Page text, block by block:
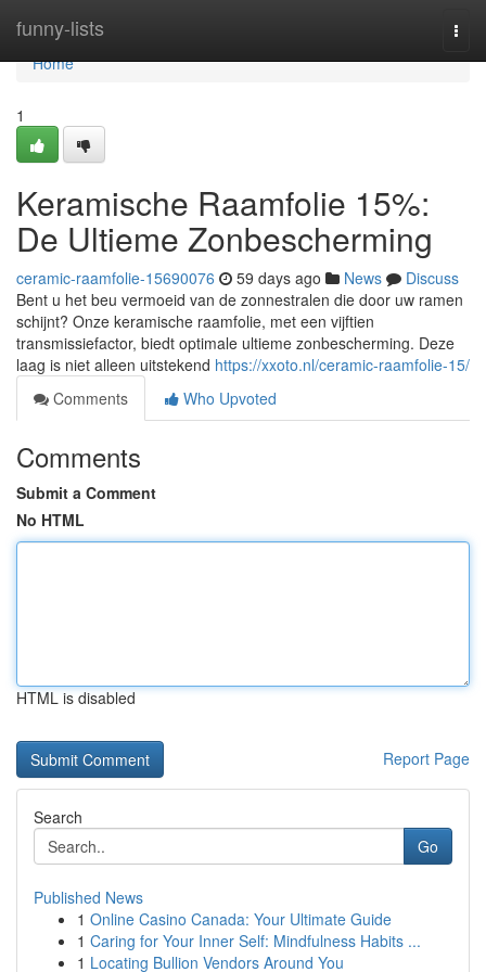
funny-lists
Home
Home
1
Keramische Raamfolie 15%:
De Ultieme Zonbescherming
ceramic-raamfolie-15690076 59 days ago News
Discuss
Bent u het beu vermoeid van de zonnestralen die door uw ramen
schijnt? Onze keramische raamfolie, met een vijftien
transmissiefactor, biedt optimale ultieme zonbescherming. Deze
laag is niet alleen uitstekend https://xxoto.nl/ceramic-raamfolie-15/
Comments
Who Upvoted
Comments
Submit a Comment
No HTML
HTML is disabled
Report Page
Search
Go
Published News
1 Online Casino Canada: Your Ultimate Guide
1 Caring for Your Inner Self: Mindfulness Habits ...
1 Locating Bullion Vendors Around You